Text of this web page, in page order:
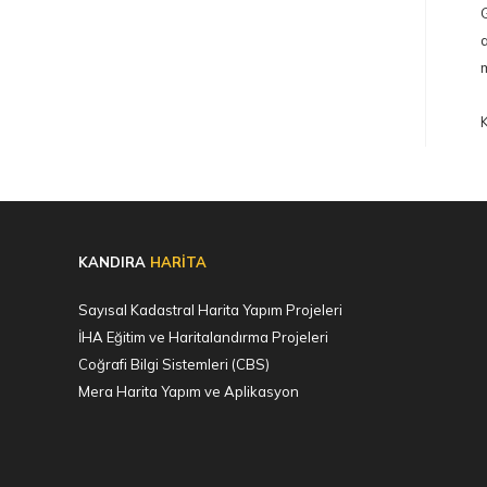
KANDIRA HARİTA
Sayısal Kadastral Harita Yapım Projeleri
İHA Eğitim ve Haritalandırma Projeleri
Coğrafi Bilgi Sistemleri (CBS)
Mera Harita Yapım ve Aplikasyon